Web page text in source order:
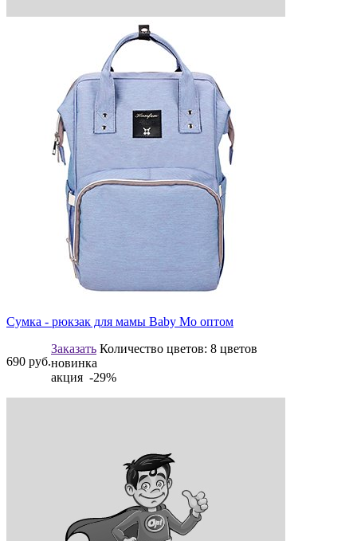
Сумка - рюкзак для мамы Baby Mo оптом
690 руб.
Заказать Количество цветов: 8 цветов
новинка
акция -29%